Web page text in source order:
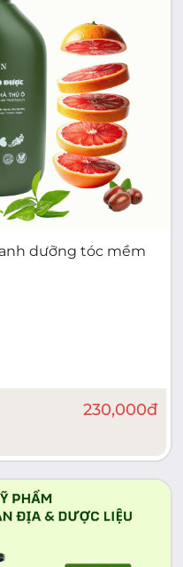
dưỡng tóc mềm
230,000đ